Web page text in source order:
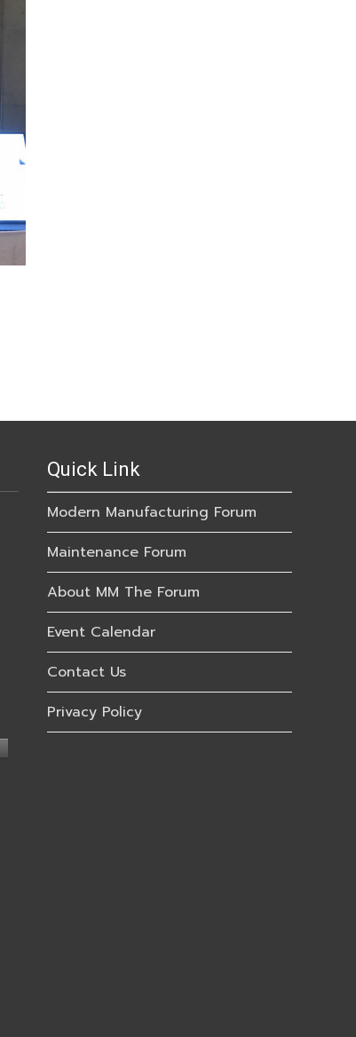
Quick Link
Modern Manufacturing Forum
Maintenance Forum
About MM The Forum
Event Calendar
Contact Us
Privacy Policy